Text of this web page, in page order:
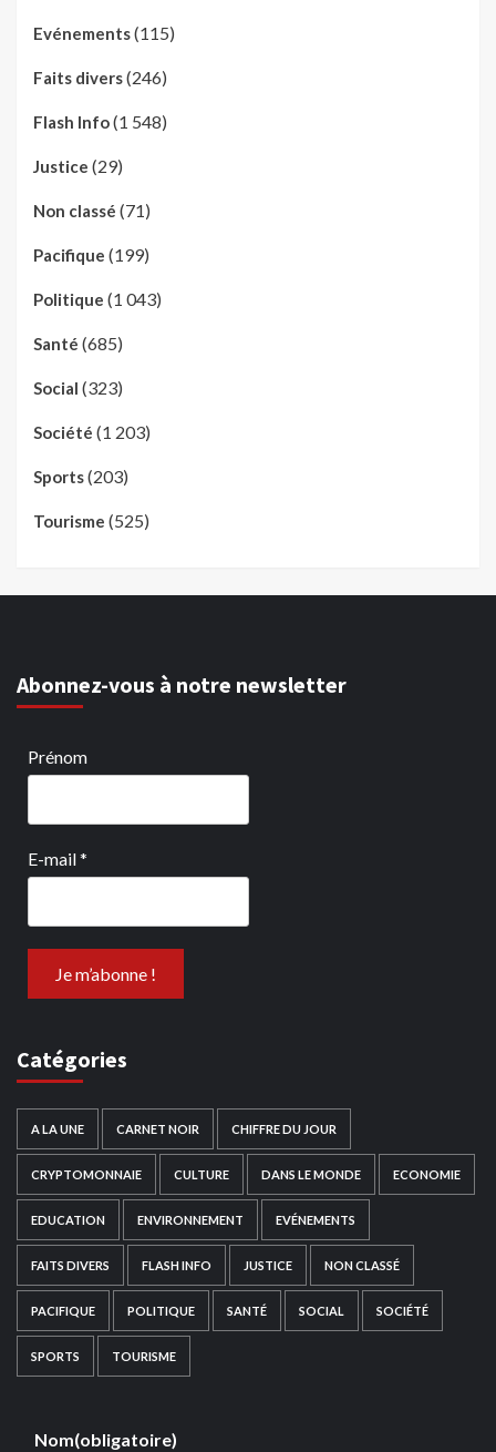
Evénements(115)
Faits divers(246)
Flash Info(1 548)
Justice (29)
Non classé (71)
Pacifique (199)
Politique (1 043)
Santé (685)
Social (323)
Société (1 203)
Sports(203)
Tourisme (525)
Abonnez-vous à notre newsletter
Prénom
E-mail*
Catégories
A LA UNE CARNET NOIR CHIFFRE DU JOUR
CRYPTOMONNAIE CULTURE DANS LE MONDE ECONOMIE
EDUCATION ENVIRONNEMENT EVÉNEMENTS
FAITS DIVERS FLASH INFO JUSTICE NON CLASSÉ
PACIFIQUE POLITIQUE SANTÉ SOCIAL SOCIÉTÉ
SPORTS TOURISME
Nom(obligatoire)